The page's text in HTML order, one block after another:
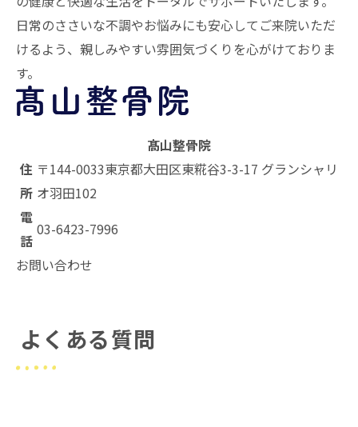
日常のささいな不調やお悩みにも安心してご来院いただ
けるよう、親しみやすい雰囲気づくりを心がけておりま
す。
髙山整骨院
住
所
〒144-0033東京都大田区東糀谷3-3-17 グランシャリ
オ羽田102
電
話
03-6423-7996
お問い合わせ
よくある質問